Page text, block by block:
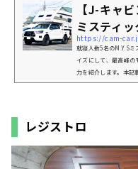
【J-キャ
ミスティ
https://cam-
就寝人数5名のM.Y.S
イズにして、最高峰
力を紹介します。本記
ンプカーマガジン』5
レジストロ